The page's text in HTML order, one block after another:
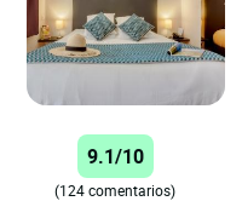
9.1/10
(124 comentarios)